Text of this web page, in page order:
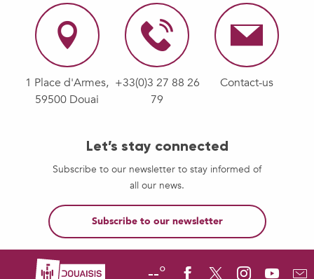
1 Place d'Armes,
59500 Douai
+33(0)3 27 88 26
79
Contact-us
Let’s stay connected
Subscribe to our newsletter to stay informed of
all our news.
Subscribe to our newsletter
--°